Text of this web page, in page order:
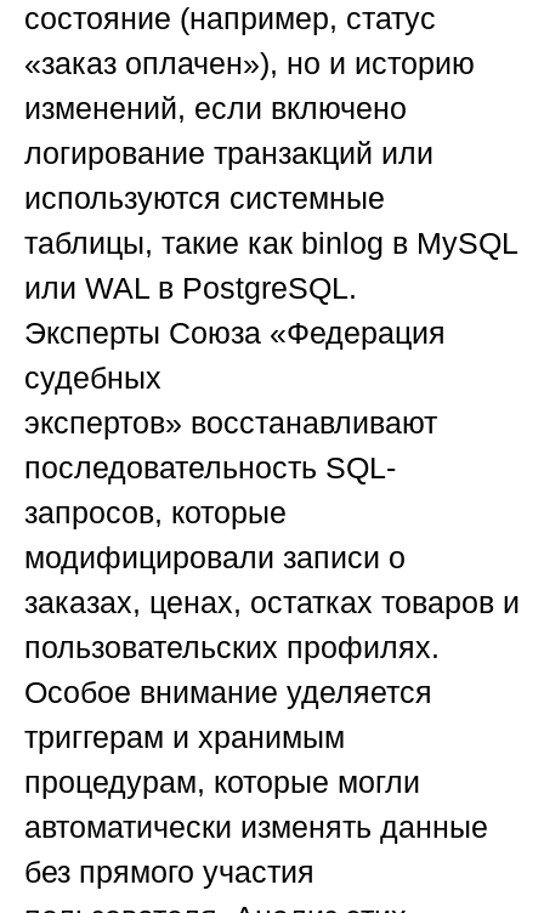
состояние (например, статус
«заказ оплачен»), но и историю
изменений, если включено
логирование транзакций или
используются системные
таблицы, такие как binlog в MySQL
или WAL в PostgreSQL.
Эксперты Союза «Федерация
судебных
экспертов» восстанавливают
последовательность SQL-
запросов, которые
модифицировали записи о
заказах, ценах, остатках товаров и
пользовательских профилях.
Особое внимание уделяется
триггерам и хранимым
процедурам, которые могли
автоматически изменять данные
без прямого участия